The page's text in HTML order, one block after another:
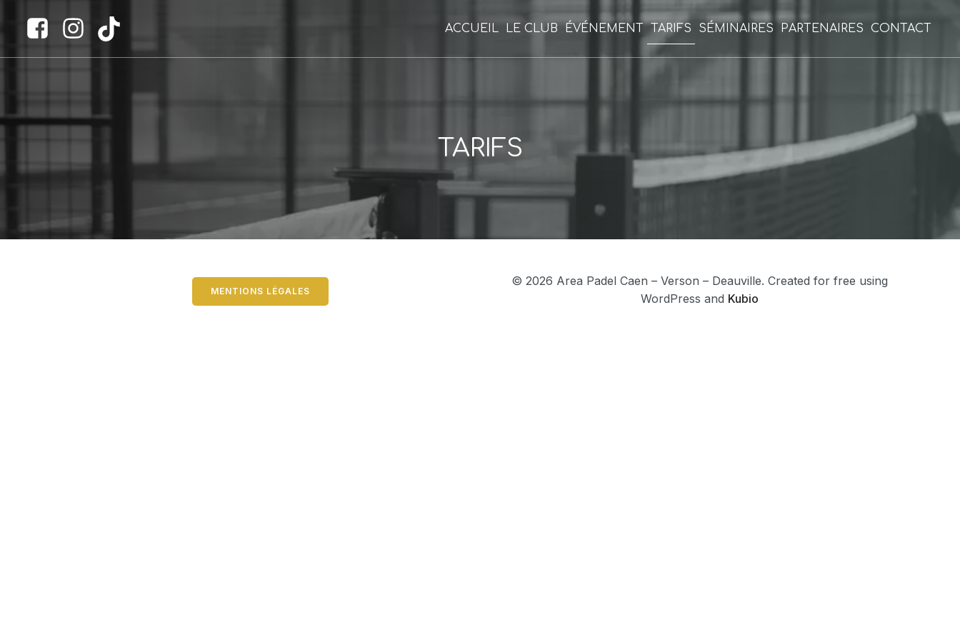
ACCUEIL LE CLUB ÉVÉNEMENT TARIFS SÉMINAIRES PARTENAIRES CONTACT
TARIFS
MENTIONS LÉGALES
© 2026 Area Padel Caen – Verson – Deauville. Created for free using
WordPress and Kubio